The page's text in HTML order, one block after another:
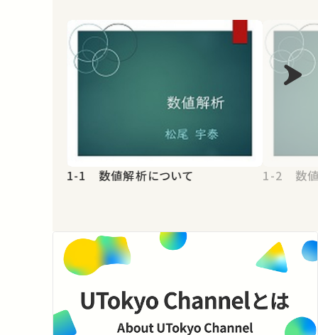
1-1 数値解析について 1-2 数値